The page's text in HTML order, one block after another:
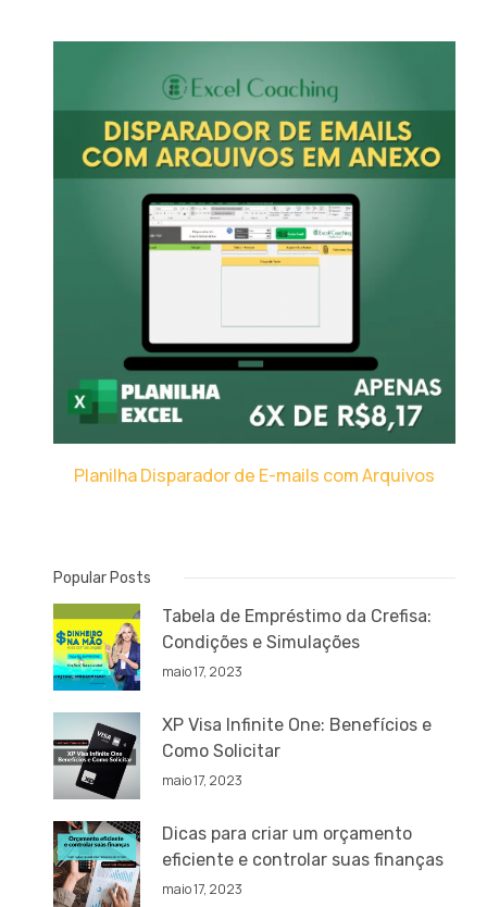
Planilha Disparador de E-mails com Arquivos
Popular Posts
Tabela de Empréstimo da Crefisa:
Condições e Simulações
maio 17, 2023
XP Visa Infinite One: Benefícios e
Como Solicitar
maio 17, 2023
Dicas para criar um orçamento
eficiente e controlar suas finanças
maio 17, 2023